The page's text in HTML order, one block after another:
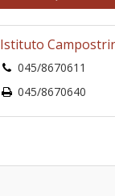
Istituto
045/8670611
045/8670640